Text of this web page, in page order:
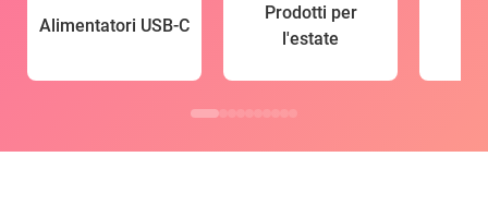
Alimentatori USB-C
Prodotti per
l'estate